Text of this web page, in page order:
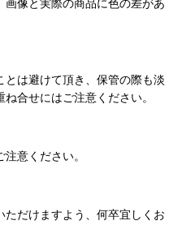
画像と実際の商品に色の差があ
とは避けて頂き、保管の際も淡
合せにはご注意ください。
意ください。
ただけますよう、何卒宜しくお